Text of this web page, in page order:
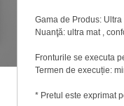
Gama de Produs: Ultra
Nuanţă: ultra mat ,
Fronturile se executa
Termen de execuție:
* Pretul este exprimat